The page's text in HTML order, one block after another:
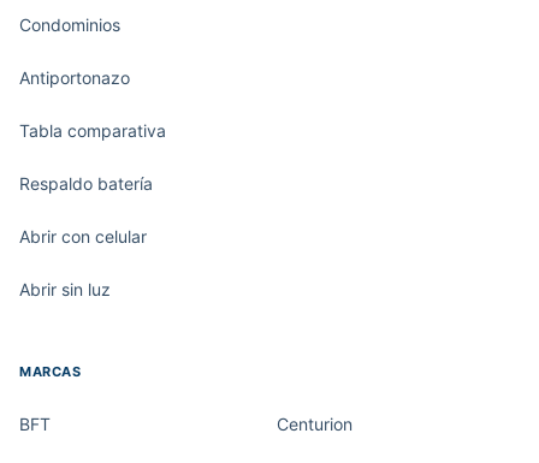
Condominios
Antiportonazo
Tabla comparativa
Respaldo batería
Abrir con celular
Abrir sin luz
MARCAS
BFT Centurion